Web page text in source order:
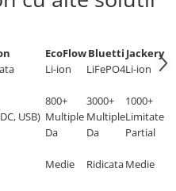
EcoFlowBluetti Jackery
Li-ion LiFePO4Li-ion
800+ 3000+
1000+
USB) Multiple MultipleLimitate
Da Da Partial
Medie RidicataMedie